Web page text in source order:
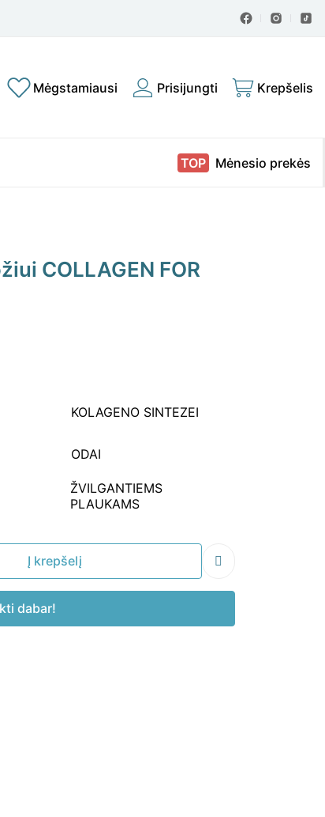
Mėgstamiausi Prisijungti Krepšelis
Mėnesio prekės
COLLAGEN FOR
KOLAGENO SINTEZEI
ODAI
ŽVILGANTIEMS
PLAUKAMS
Į krepšelį
dabar!